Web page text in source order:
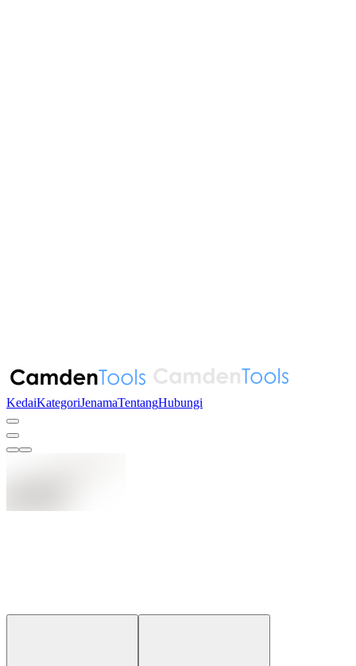
KedaiKategoriJenamaTentangHubungi